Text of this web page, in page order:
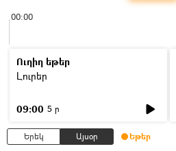
00:00
Ուղիղ եթեր
Լուրեր
09:00 5 ր
Երեկ Այսօր Եթեր